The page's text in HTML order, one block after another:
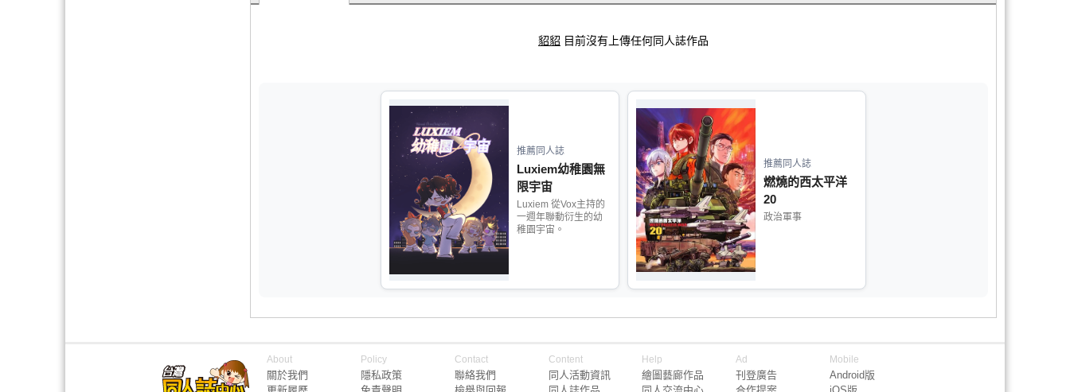
貂貂 目前沒有上傳任何同人誌作品
推薦同人誌
Luxiem幼稚園無
限宇宙
Luxiem 從Vox主持的
一週年聯動衍生的幼
稚園宇宙。
推薦同人誌
燃燒的西太平洋
20
政治軍事
About
關於我們
Policy
隱私政策
Contact
聯絡我們
Content
同人活動資訊
Help
繪圖藝廊作品
Ad
刊登廣告
Mobile
Android版